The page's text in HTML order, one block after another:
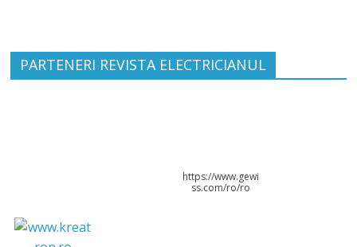
PARTENERI REVISTA ELECTRICIANUL
https://www.gewi
ss.com/ro/ro